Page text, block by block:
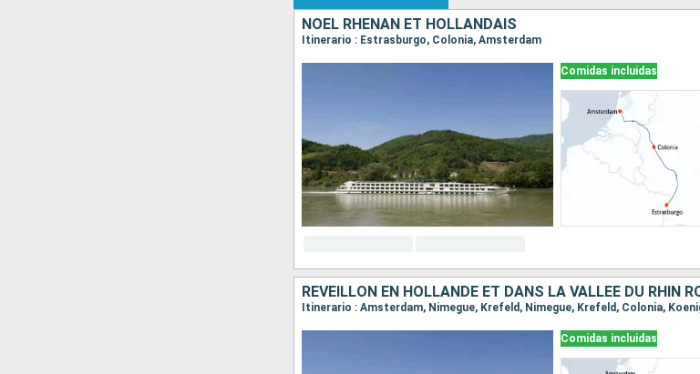
NOËL RHÉNAN ET HOLLANDAIS
Itinerario : Estrasburgo, Colonia, Amsterdam
Comidas incluidas
RÉVEILLON EN HOLLANDE ET DANS LA VALLÉE DU RHIN
Comidas incluidas